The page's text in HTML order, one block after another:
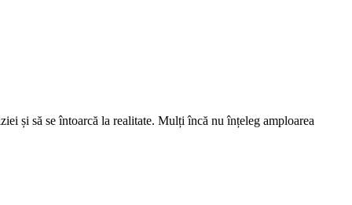
și să se întoarcă la realitate. Mulți încă nu înțeleg amploarea